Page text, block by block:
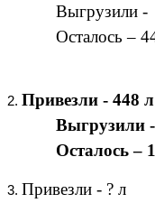
Выгрузили -
Осталось –
Привезли - 448 л
Выгрузили -
Осталось –
Привезли - ? л